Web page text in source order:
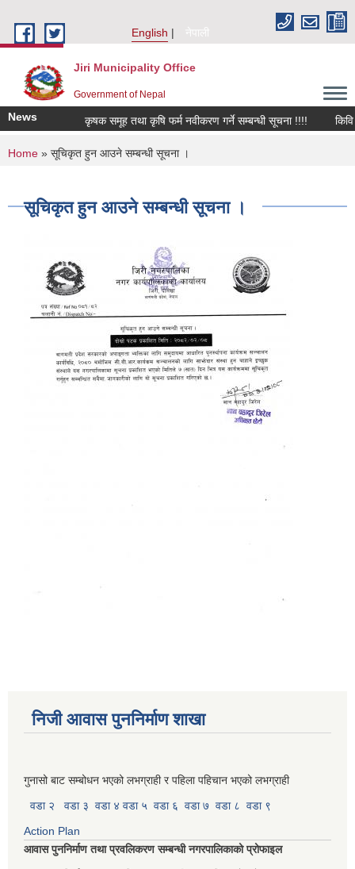
English
नेपाली
Jiri Municipality Office
Government of Nepal
News कृषक समूह तथा कृषि फर्म नवीकरण गर्ने सम्बन्धी सूचना !!!! किवि
You are here
Home » सूचिकृत हुन आउने सम्बन्धी सूचना ।
सूचिकृत हुन आउने सम्बन्धी सूचना ।
निजी आवास पुननिर्माण शाखा
गुनासो बाट सम्बोधन भएको लभग्राही र पहिला पहिचान भएको लभग्राही
वडा २
वडा ३ वडा ४ वडा ५ वडा ६ वडा ७ वडा ८ वडा ९
Action Plan
आवास पुननिर्माण तथा प्रवलिकरण सम्बन्धी नगरपालिकाको प्रोफाइल